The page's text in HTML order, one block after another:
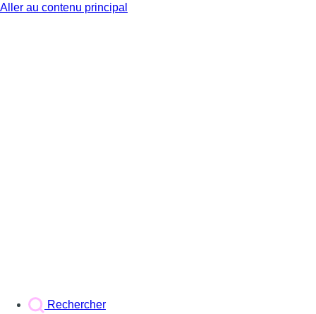
Aller au contenu principal
Rechercher